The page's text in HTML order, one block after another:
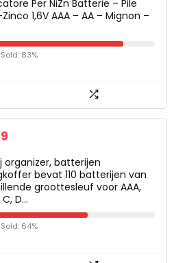
Per NiZn Batterie – Pile
1,6V AAA – AA – Mignon –
83%
organizer, batterijen
bevat 110 batterijen van
groottesleuf voor AAA,
C, D…
64%